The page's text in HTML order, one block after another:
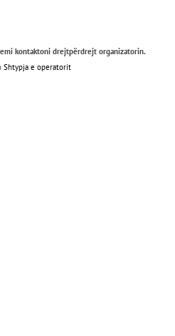
kontaktoni drejtpërdrejt organizatorin.
Shtypja e operatorit